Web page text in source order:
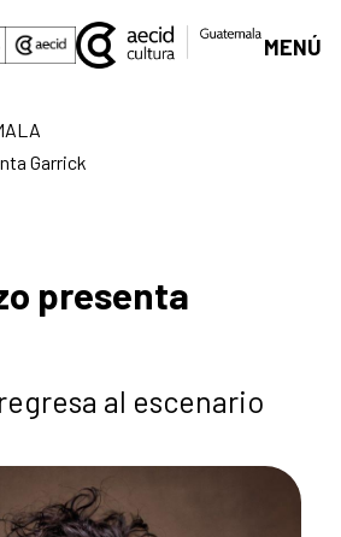
MENÚ
Garrick
presenta
al escenario